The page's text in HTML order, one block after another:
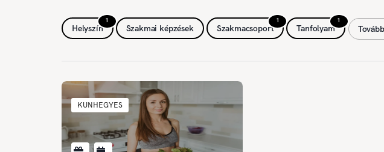
1
Helyszín Szakmai képzések
1
Szakmacsoport
1
Tanfolyam
KUNHEGYES